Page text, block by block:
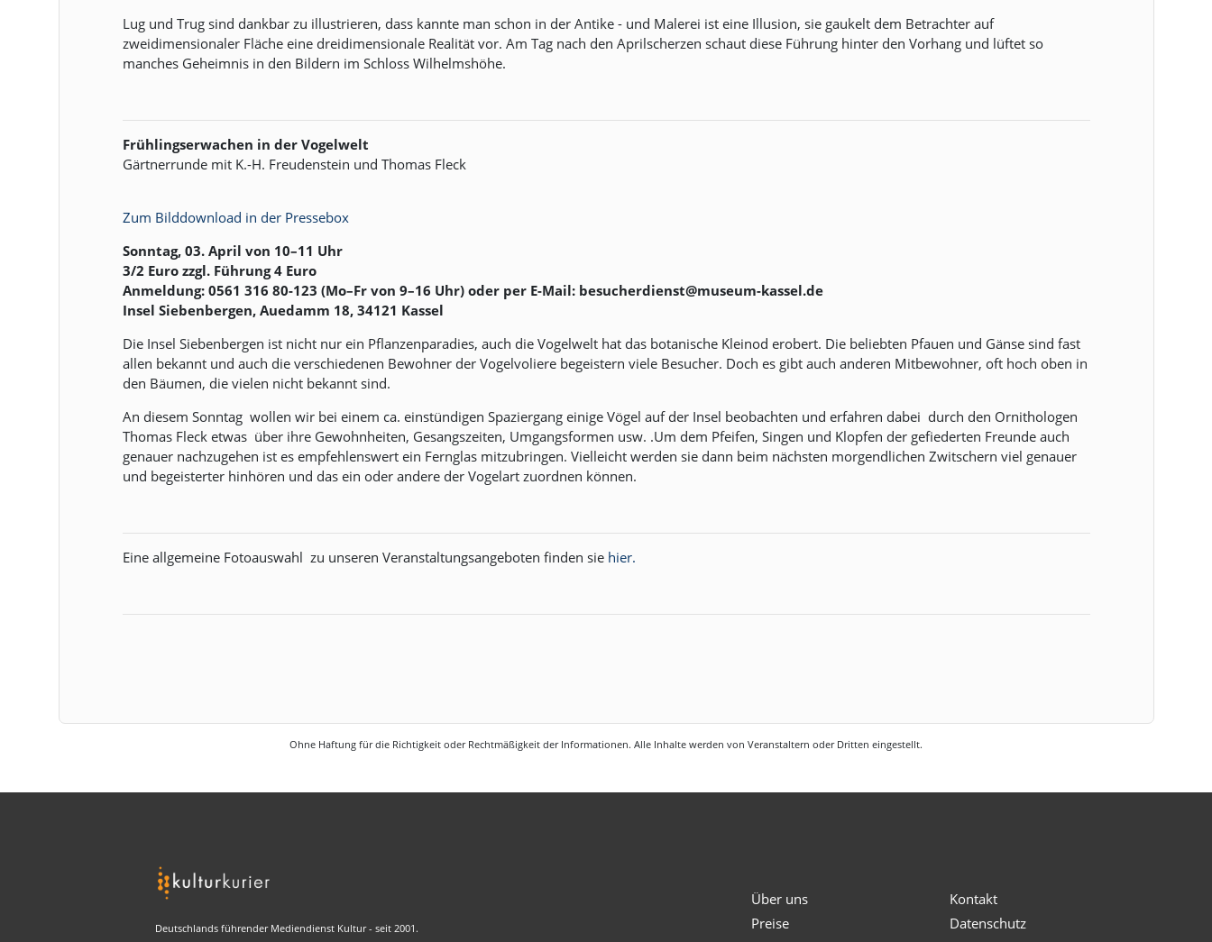
Lug und Trug sind dankbar zu illustrieren, dass kannte man schon in der Antike - und Malerei ist eine Illusion, sie gaukelt dem Betrachter auf
zweidimensionaler Fläche eine dreidimensionale Realität vor. Am Tag nach den Aprilscherzen schaut diese Führung hinter den Vorhang und lüftet so
manches Geheimnis in den Bildern im Schloss Wilhelmshöhe.
Frühlingserwachen in der Vogelwelt
Gärtnerrunde mit K.-H. Freudenstein und Thomas Fleck
Zum Bilddownload in der Pressebox
Sonntag, 03. April von 10–11 Uhr
3/2 Euro zzgl. Führung 4 Euro
Anmeldung: 0561 316 80-123 (Mo–Fr von 9–16 Uhr) oder per E-Mail: besucherdienst@museum-kassel.de
Insel Siebenbergen, Auedamm 18, 34121 Kassel
Die Insel Siebenbergen ist nicht nur ein Pflanzenparadies, auch die Vogelwelt hat das botanische Kleinod erobert. Die beliebten Pfauen und Gänse sind fast
allen bekannt und auch die verschiedenen Bewohner der Vogelvoliere begeistern viele Besucher. Doch es gibt auch anderen Mitbewohner, oft hoch oben in
den Bäumen, die vielen nicht bekannt sind.
An diesem Sonntag wollen wir bei einem ca. einstündigen Spaziergang einige Vögel auf der Insel beobachten und erfahren dabei durch den Ornithologen
Thomas Fleck etwas über ihre Gewohnheiten, Gesangszeiten, Umgangsformen usw. .Um dem Pfeifen, Singen und Klopfen der gefiederten Freunde auch
genauer nachzugehen ist es empfehlenswert ein Fernglas mitzubringen. Vielleicht werden sie dann beim nächsten morgendlichen Zwitschern viel genauer
und begeisterter hinhören und das ein oder andere der Vogelart zuordnen können.
Eine allgemeine Fotoauswahl zu unseren Veranstaltungsangeboten finden sie hier.
Ohne Haftung für die Richtigkeit oder Rechtmäßigkeit der Informationen. Alle Inhalte werden von Veranstaltern oder Dritten eingestellt.
Deutschlands führender Mediendienst Kultur - seit 2001.
Über uns
Preise
Kontakt
Datenschutz